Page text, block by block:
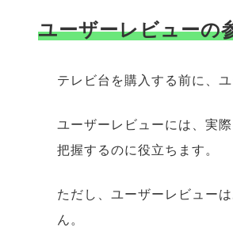
ユーザーレビューの
テレビ台を購入する前に、
ユーザーレビューには、実
把握するのに役立ちます。
ただし、ユーザーレビュー
ん。